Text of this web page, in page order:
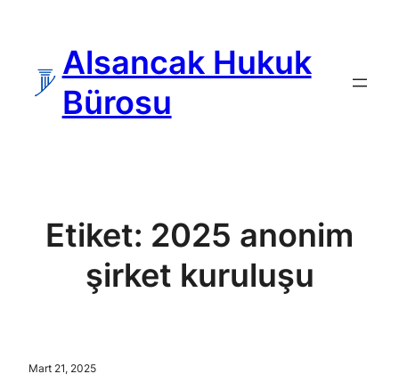
Alsancak Hukuk
Bürosu
Etiket: 2025 anonim
şirket kuruluşu
Mart 21, 2025